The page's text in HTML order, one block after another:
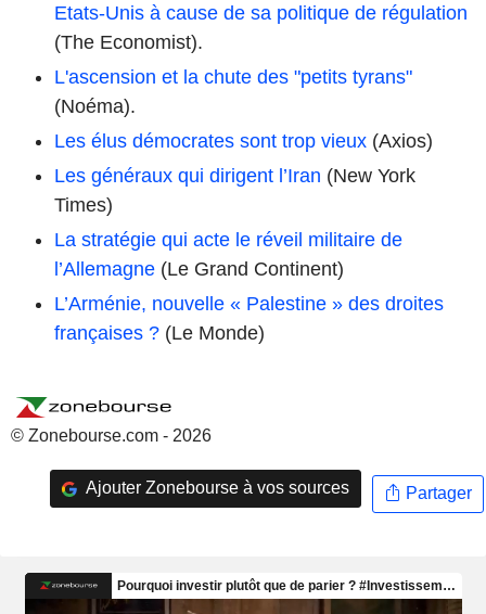
Etats-Unis à cause de sa politique de régulation
(The Economist).
L'ascension et la chute des "petits tyrans"
(Noéma).
Les élus démocrates sont trop vieux (Axios)
Les généraux qui dirigent l’Iran (New York
Times)
La stratégie qui acte le réveil militaire de
l’Allemagne (Le Grand Continent)
L’Arménie, nouvelle « Palestine » des droites
françaises ? (Le Monde)
© Zonebourse.com - 2026
Ajouter Zonebourse à vos sources Partager